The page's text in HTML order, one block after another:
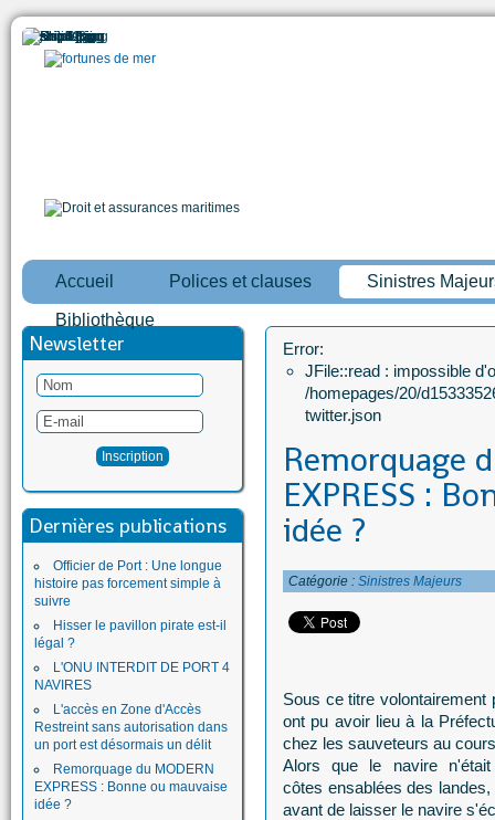
Accueil Polices et clauses Sinistres
Bibliothèque
Newsletter
Dernières publications
Officier de Port : Une longue
histoire pas forcement simple à
suivre
Hisser le pavillon pirate est-il
légal ?
L'ONU INTERDIT DE PORT 4
NAVIRES
L'accès en Zone d'Accès
Restreint sans autorisation dans
un port est désormais un délit
Remorquage du MODERN
EXPRESS : Bonne ou mauvaise
idée ?
Error:
JFile::read : impossible
/homepages/20/
twitter.json
Remorquage
EXPRESS :
idée ?
Catégorie : Sinistres Majeurs
Sous ce titre
ont pu avoir lieu à la
chez les sauveteurs au
Alors que le navire
côtes ensablées des
avant de laisser le navire